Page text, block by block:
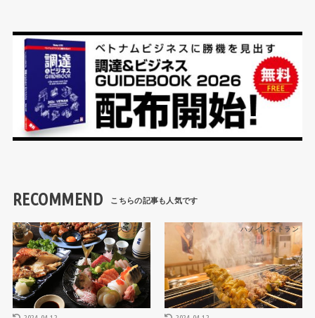
RECOMMEND
HCMCレストラン ハノイレストラン